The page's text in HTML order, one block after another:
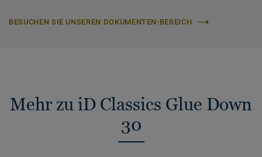
BESUCHEN SIE UNSEREN DOKUMENTEN-BEREICH
Mehr zu iD Classics Glue Down
30